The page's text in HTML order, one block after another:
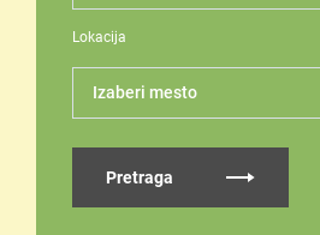
Lokacija
Izaberi mesto
Pretraga